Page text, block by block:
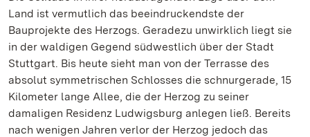
Land ist vermutlich das beeindruckendste der
Bauprojekte des Herzogs. Geradezu unwirklich liegt sie
in der waldigen Gegend südwestlich über der Stadt
Stuttgart. Bis heute sieht man von der Terrasse des
absolut symmetrischen Schlosses die schnurgerade, 15
Kilometer lange Allee, die der Herzog zu seiner
damaligen Residenz Ludwigsburg anlegen ließ. Bereits
nach wenigen Jahren verlor der Herzog jedoch das